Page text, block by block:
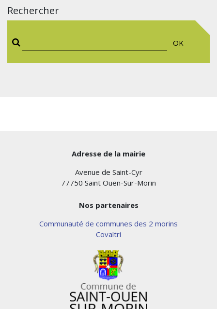
Rechercher
OK
Adresse de la mairie
Avenue de Saint-Cyr
77750 Saint Ouen-Sur-Morin
Nos partenaires
Communauté de communes des 2 morins
Covaltri